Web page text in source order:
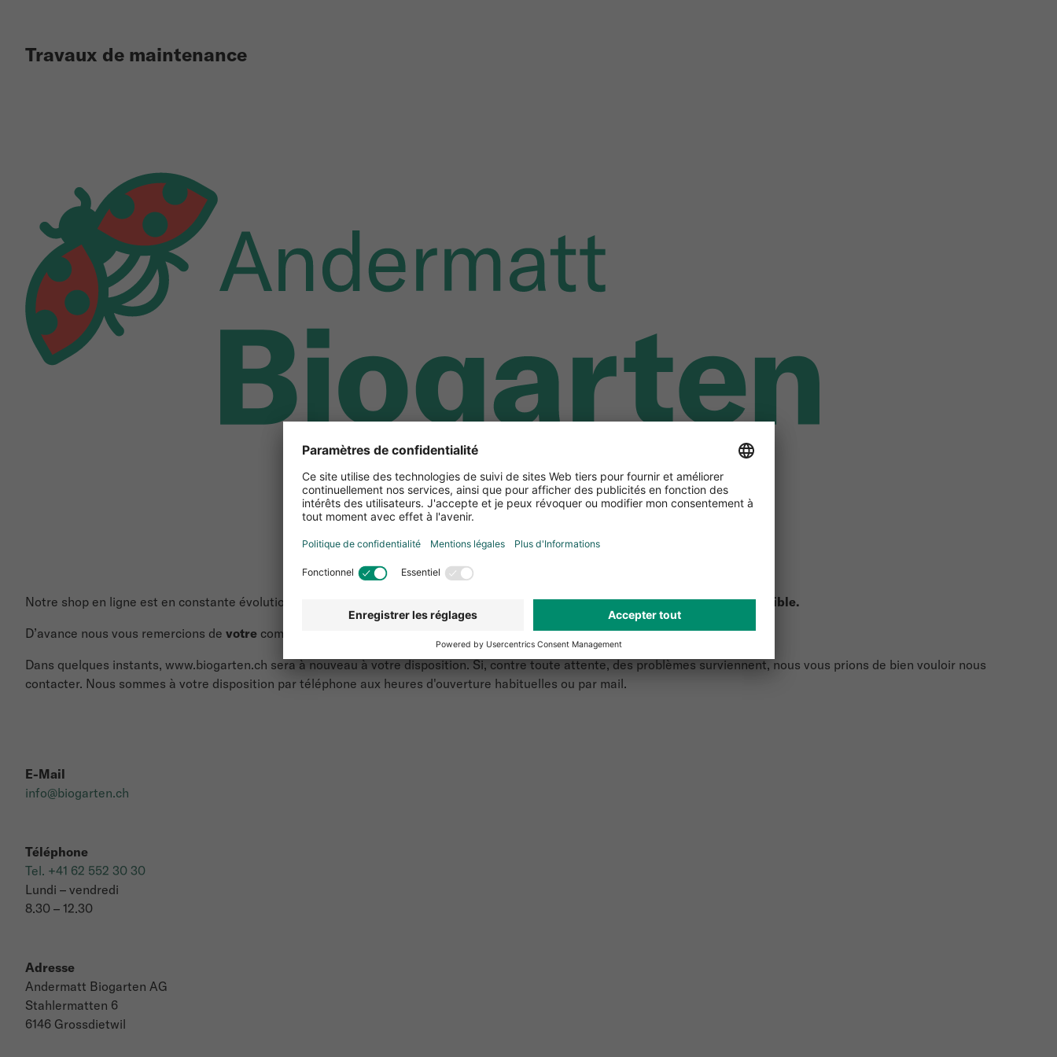
Travaux de maintenance
Notre shop en ligne est en constante évolution et aujourd'hui une mise à jour est prévue. C'est pourquoi notre shop sera indisponible.
D’avance nous vous remercions de votre compréhension et vous prions de nous excuser pour ces désagréments.
Dans quelques instants, www.biogarten.ch sera à nouveau à votre disposition. Si, contre toute attente, des problèmes surviennent, nous vous prions de bien vouloir nous
contacter. Nous sommes à votre disposition par téléphone aux heures d'ouverture habituelles ou par mail.
E-Mail
info@biogarten.ch
Téléphone
Tel. +41 62 552 30 30
Lundi – vendredi
8.30 – 12.30
Adresse
Andermatt Biogarten AG
Stahlermatten 6
6146 Grossdietwil